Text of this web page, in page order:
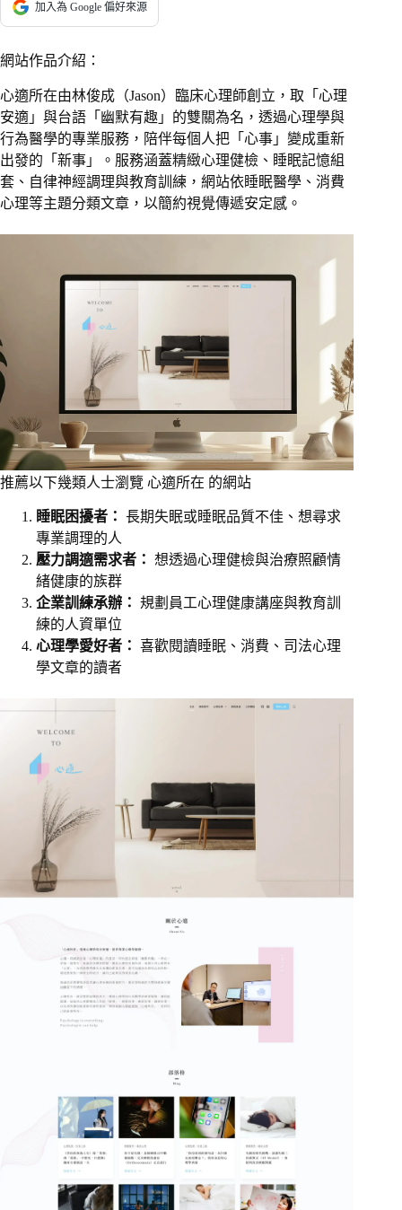
加入為 Google 偏好來源
網站作品介紹：
心適所在由林俊成（Jason）臨床心理師創立，取「心理
安適」與台語「幽默有趣」的雙關為名，透過心理學與
行為醫學的專業服務，陪伴每個人把「心事」變成重新
出發的「新事」。服務涵蓋精緻心理健檢、睡眠記憶組
套、自律神經調理與教育訓練，網站依睡眠醫學、消費
心理等主題分類文章，以簡約視覺傳遞安定感。
推薦以下幾類人士瀏覽 心適所在 的網站
睡眠困擾者： 長期失眠或睡眠品質不佳、想尋求
專業調理的人
壓力調適需求者： 想透過心理健檢與治療照顧情
緒健康的族群
企業訓練承辦： 規劃員工心理健康講座與教育訓
練的人資單位
心理學愛好者： 喜歡閱讀睡眠、消費、司法心理
學文章的讀者